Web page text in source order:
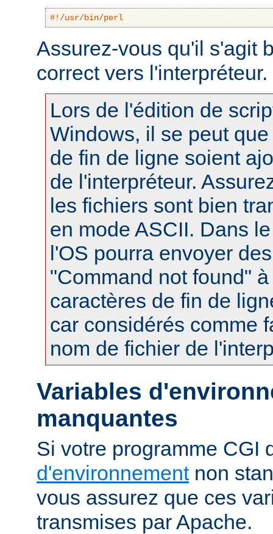
#!/usr/bin/perl
Assurez-vous qu'il s'agit
correct vers l'interpréteur.
Lors de l'édition de
Windows, il se peut
de fin de ligne soient
de l'interpréteur.
les fichiers sont bien
en mode ASCII. Dans
l'OS pourra envoyer
"Command not found"
caractères de fin de
car considérés comme
nom de fichier de
Variables
manquantes
Si votre programme CGI
d'environnementnon
vous assurez que ces
transmises par Apache.